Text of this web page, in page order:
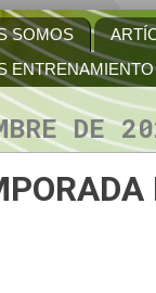
SOMOS
ENTRENAMIENTO
DE